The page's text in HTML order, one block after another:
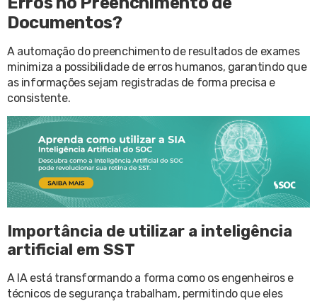
Documentos?
A automação do preenchimento de resultados de exames
minimiza a possibilidade de erros humanos, garantindo que
as informações sejam registradas de forma precisa e
consistente.
Importância de utilizar a inteligência
artificial em SST
A IA está transformando a forma como os engenheiros e
técnicos de segurança trabalham, permitindo que eles